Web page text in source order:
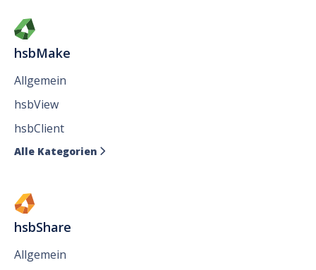
hsbMake
Allgemein
hsbView
hsbClient
Alle Kategorien 
hsbShare
Allgemein